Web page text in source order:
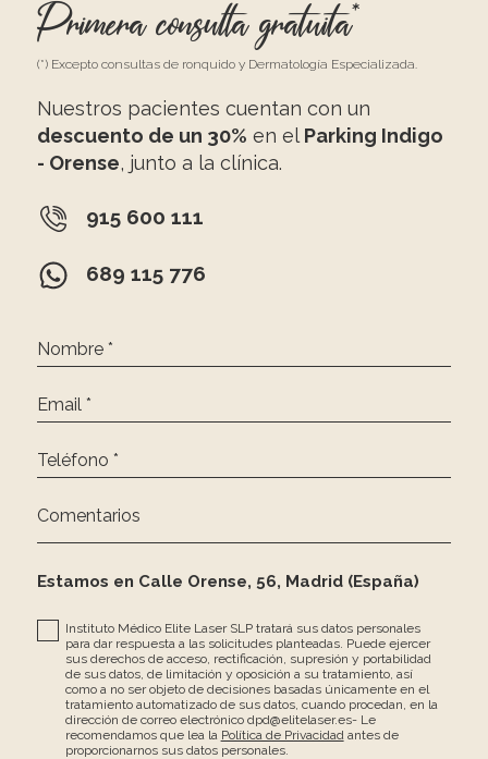
Primera consulta gratuita*
(*) Excepto consultas de ronquido y Dermatología Especializada.
Nuestros pacientes cuentan con un
descuento de un 30% en el Parking Indigo
- Orense, junto a la clínica.
915 600 111
689 115 776
Nombre *
Email *
Teléfono *
Comentarios
Estamos en Calle Orense, 56, Madrid (España)
Instituto Médico Elite Laser SLP tratará sus datos personales
para dar respuesta a las solicitudes planteadas. Puede ejercer
sus derechos de acceso, rectificación, supresión y portabilidad
de sus datos, de limitación y oposición a su tratamiento, así
como a no ser objeto de decisiones basadas únicamente en el
tratamiento automatizado de sus datos, cuando procedan, en la
dirección de correo electrónico dpd@elitelaser.es- Le
recomendamos que lea la Política de Privacidad antes de
proporcionarnos sus datos personales.